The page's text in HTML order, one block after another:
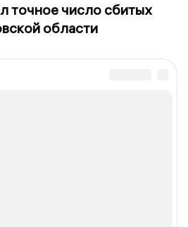
точное число сбитых
области